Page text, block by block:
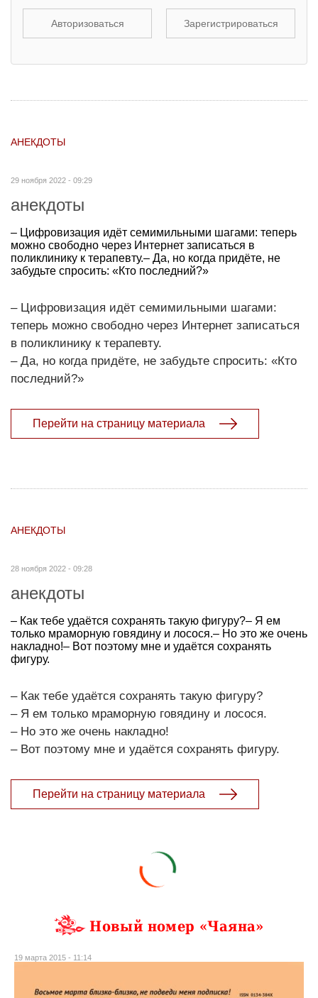
Авторизоваться Зарегистрироваться
АНЕКДОТЫ
29 ноября 2022 - 09:29
анекдоты
– Цифровизация идёт семимильными шагами: теперь
можно свободно через Интернет записаться в
поликлинику к терапевту.– Да, но когда придёте, не
забудьте спросить: «Кто последний?»
– Цифровизация идёт семимильными шагами:
теперь можно свободно через Интернет записаться
в поликлинику к терапевту.
– Да, но когда придёте, не забудьте спросить: «Кто
последний?»
Перейти на страницу материала
АНЕКДОТЫ
28 ноября 2022 - 09:28
анекдоты
– Как тебе удаётся сохранять такую фигуру?– Я ем
только мраморную говядину и лосося.– Но это же очень
накладно!– Вот поэтому мне и удаётся сохранять
фигуру.
– Как тебе удаётся сохранять такую фигуру?
– Я ем только мраморную говядину и лосося.
– Но это же очень накладно!
– Вот поэтому мне и удаётся сохранять фигуру.
Перейти на страницу материала
Новый номер «Чаяна»
19 марта 2015 - 11:14